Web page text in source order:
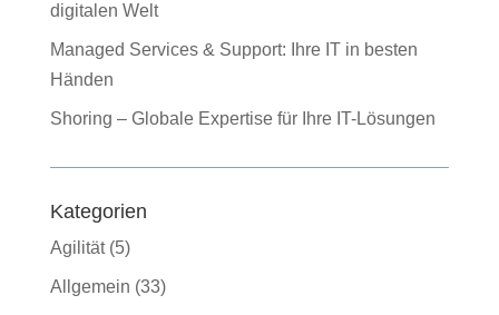
digitalen Welt
Managed Services & Support: Ihre IT in besten
Händen
Shoring – Globale Expertise für Ihre IT-Lösungen
Kategorien
Agilität(5)
Allgemein (33)